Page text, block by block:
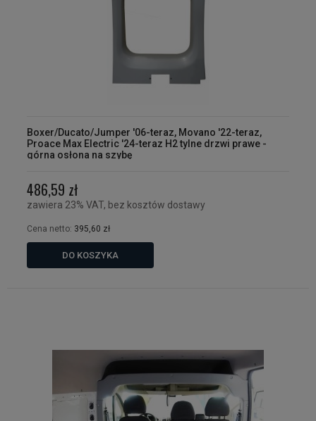
Boxer/Ducato/Jumper '06-teraz, Movano '22-teraz,
Proace Max Electric '24-teraz H2 tylne drzwi prawe -
górna osłona na szybę
486,59 zł
zawiera 23% VAT, bez kosztów dostawy
Cena netto: 395,60 zł
DO KOSZYKA